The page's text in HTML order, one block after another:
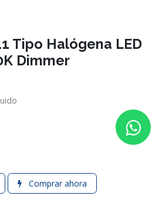
Tipo Halógena LED
Dimmer
Comprar ahora